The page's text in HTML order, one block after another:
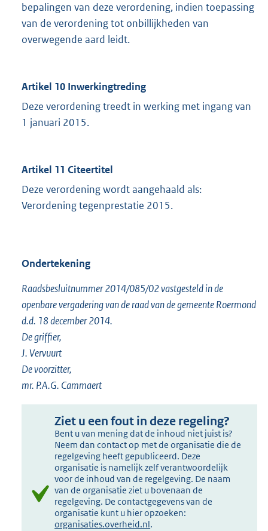
bepalingen van deze verordening, indien toepassing
van de verordening tot onbillijkheden van
overwegende aard leidt.
Artikel 10 Inwerkingtreding
Deze verordening treedt in werking met ingang van
1 januari 2015.
Artikel 11 Citeertitel
Deze verordening wordt aangehaald als:
Verordening tegenprestatie 2015.
Ondertekening
Raadsbesluitnummer 2014/085/02 vastgesteld in de
openbare vergadering van de raad van de gemeente Roermond
d.d. 18 december 2014.
De griffier,
J. Vervuurt
De voorzitter,
mr. P.A.G. Cammaert
Ziet u een fout in deze regeling?
Bent u van mening dat de inhoud niet juist is?
Neem dan contact op met de organisatie die de
regelgeving heeft gepubliceerd. Deze
organisatie is namelijk zelf verantwoordelijk
voor de inhoud van de regelgeving. De naam
van de organisatie ziet u bovenaan de
regelgeving. De contactgegevens van de
organisatie kunt u hier opzoeken:
organisaties.overheid.nl.